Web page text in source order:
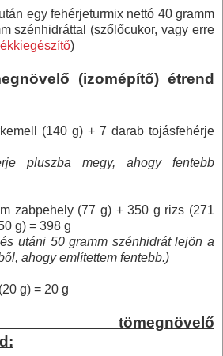
egy fehérjeturmix nettó 40 gramm
szénhidráttal (szőlőcukor, vagy erre
)
(izomépítő) étrend
(140 g) + 7 darab tojásfehérje
pluszba megy, ahogy fentebb
zabpehely (77 g) +350 g rizs (271
g) = 398 g
utáni 50 gramm szénhidrát lejön a
ahogy említettem fentebb.)
20 g) = 20 g
tömegnövelő